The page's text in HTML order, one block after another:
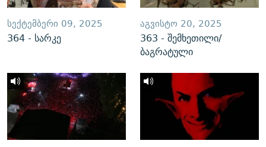
ᲡᲔᲥᲢᲔᲛᲑᲔᲠᲘ 09, 2025
364 - სარკე
ᲐᲒᲕᲘᲡᲢᲝ 20, 2025
363 - შემხეთილი/
ბაგრატული